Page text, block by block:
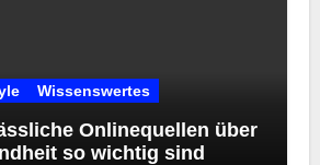
Wissenswertes
Onlinequellen über
so wichtig sind